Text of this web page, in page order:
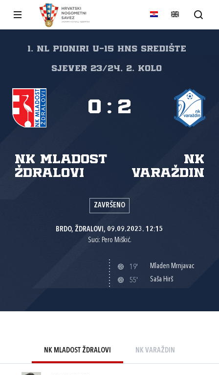
1. NL PIONIRI U-15 HNS SREDIŠTE
SJEVER 23/24, 2. kolo
NK Mladost
Ždralovi
NK
Varaždin
0 : 2
ZAVRŠENO
BRDO, ŽDRALOVI, 09.09.2023. 12:15
Suci: Pero Miškić.
19'
Mladen Mrnjavac
55'
Saša Hirš
NK MLADOST ŽDRALOVI NK VARAŽDIN